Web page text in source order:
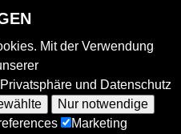
Mit der Verwendung
Privatsphäre und Datenschutz
Nur notwendige
Marketing